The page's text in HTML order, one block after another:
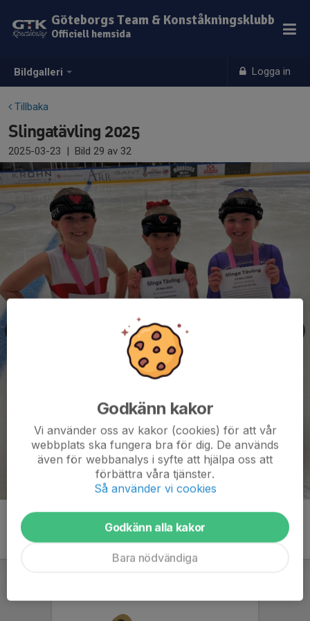
Bildgalleri Logga in
Göteborgs Team & Konståkningsklubb
Officiell hemsida
Tillbaka
Slingatävling 2025
2025-03-23 | Bild 29 av 32
Godkänn kakor
Vi använder oss av kakor (cookies) för att vår
webbplats ska fungera bra för dig. De används
även för webbanalys i syfte att hjälpa oss att
förbättra våra tjänster.
Så använder vi cookies
Godkänn alla kakor
Bara nödvändiga